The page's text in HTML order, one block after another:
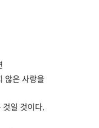
않은 사랑을
일 것이다.